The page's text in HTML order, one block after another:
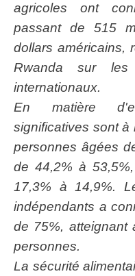
agricoles ont
passant de 515
dollars américains,
Rwanda sur les
internationaux.
En matière
significatives sont à
personnes âgées
de 44,2% à
17,3% à 14,9%.
indépendants a
de 75%, atteignant
personnes.
La sécurité